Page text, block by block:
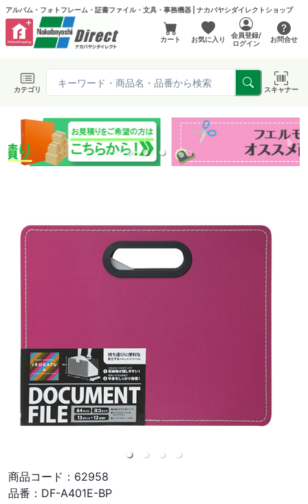
アルバム・フォトフレーム・証書ファイル・文具・事務機器 | ナカバヤシダイレクトショップ
カート お気に入り
会員登録/
ログイン
お問合せ
カテゴリ スキャナー
商品コード： 62958
品番： DF-A401E-BP